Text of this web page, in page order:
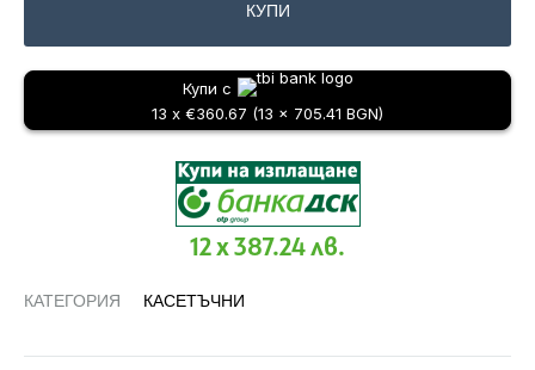
КУПИ
Купи с
13 x €360.67 (13 x 705.41 BGN)
12 x 387.24 лв.
КАТЕГОРИЯ КАСЕТЪЧНИ